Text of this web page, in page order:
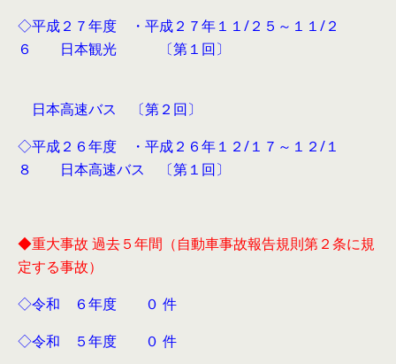
◇平成２７年度 ・平成２７年１１/２５～１１/２
６ 日本観光 〔第１回〕
日本高速バス 〔第２回〕
◇平成２６年度 ・平成２６年１２/１７～１２/１
８ 日本高速バス 〔第１回〕
◆重大事故 過去５年間（自動車事故報告規則第２条に規
定する事故）
◇令和 ６年度 ０ 件
◇令和 ５年度 ０ 件